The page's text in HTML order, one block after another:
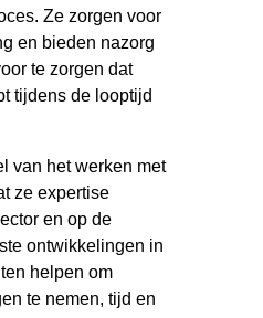
Ze zorgen voor
en bieden nazorg
te zorgen dat
tijdens de looptijd
van het werken met
ze expertise
en op de
ontwikkelingen in
helpen om
te nemen, tijd en